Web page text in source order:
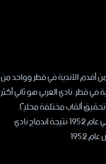
أقدم الأندية في قطر وواحد من
في قطر. نادي العربي هو ثاني أكثر
ألقاب مختلفة محليًا.
تأسس النادي العربي عام 1952 نتيجة اندماج نادي
1952